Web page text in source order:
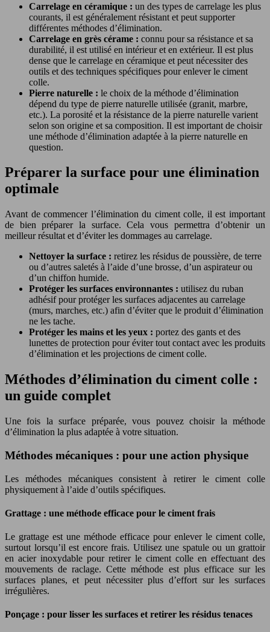
Carrelage en céramique : un des types de carrelage les plus
courants, il est généralement résistant et peut supporter
différentes méthodes d’élimination.
Carrelage en grès cérame : connu pour sa résistance et sa
durabilité, il est utilisé en intérieur et en extérieur. Il est plus
dense que le carrelage en céramique et peut nécessiter des
outils et des techniques spécifiques pour enlever le ciment
colle.
Pierre naturelle : le choix de la méthode d’élimination
dépend du type de pierre naturelle utilisée (granit, marbre,
etc.). La porosité et la résistance de la pierre naturelle varient
selon son origine et sa composition. Il est important de choisir
une méthode d’élimination adaptée à la pierre naturelle en
question.
Préparer la surface pour une élimination
optimale
Avant de commencer l’élimination du ciment colle, il est important
de bien préparer la surface. Cela vous permettra d’obtenir un
meilleur résultat et d’éviter les dommages au carrelage.
Nettoyer la surface : retirez les résidus de poussière, de terre
ou d’autres saletés à l’aide d’une brosse, d’un aspirateur ou
d’un chiffon humide.
Protéger les surfaces environnantes : utilisez du ruban
adhésif pour protéger les surfaces adjacentes au carrelage
(murs, marches, etc.) afin d’éviter que le produit d’élimination
ne les tache.
Protéger les mains et les yeux : portez des gants et des
lunettes de protection pour éviter tout contact avec les produits
d’élimination et les projections de ciment colle.
Méthodes d’élimination du ciment colle :
un guide complet
Une fois la surface préparée, vous pouvez choisir la méthode
d’élimination la plus adaptée à votre situation.
Méthodes mécaniques : pour une action physique
Les méthodes mécaniques consistent à retirer le ciment colle
physiquement à l’aide d’outils spécifiques.
Grattage : une méthode efficace pour le ciment frais
Le grattage est une méthode efficace pour enlever le ciment colle,
surtout lorsqu’il est encore frais. Utilisez une spatule ou un grattoir
en acier inoxydable pour retirer le ciment colle en effectuant des
mouvements de raclage. Cette méthode est plus efficace sur les
surfaces planes, et peut nécessiter plus d’effort sur les surfaces
irrégulières.
Ponçage : pour lisser les surfaces et retirer les résidus tenaces